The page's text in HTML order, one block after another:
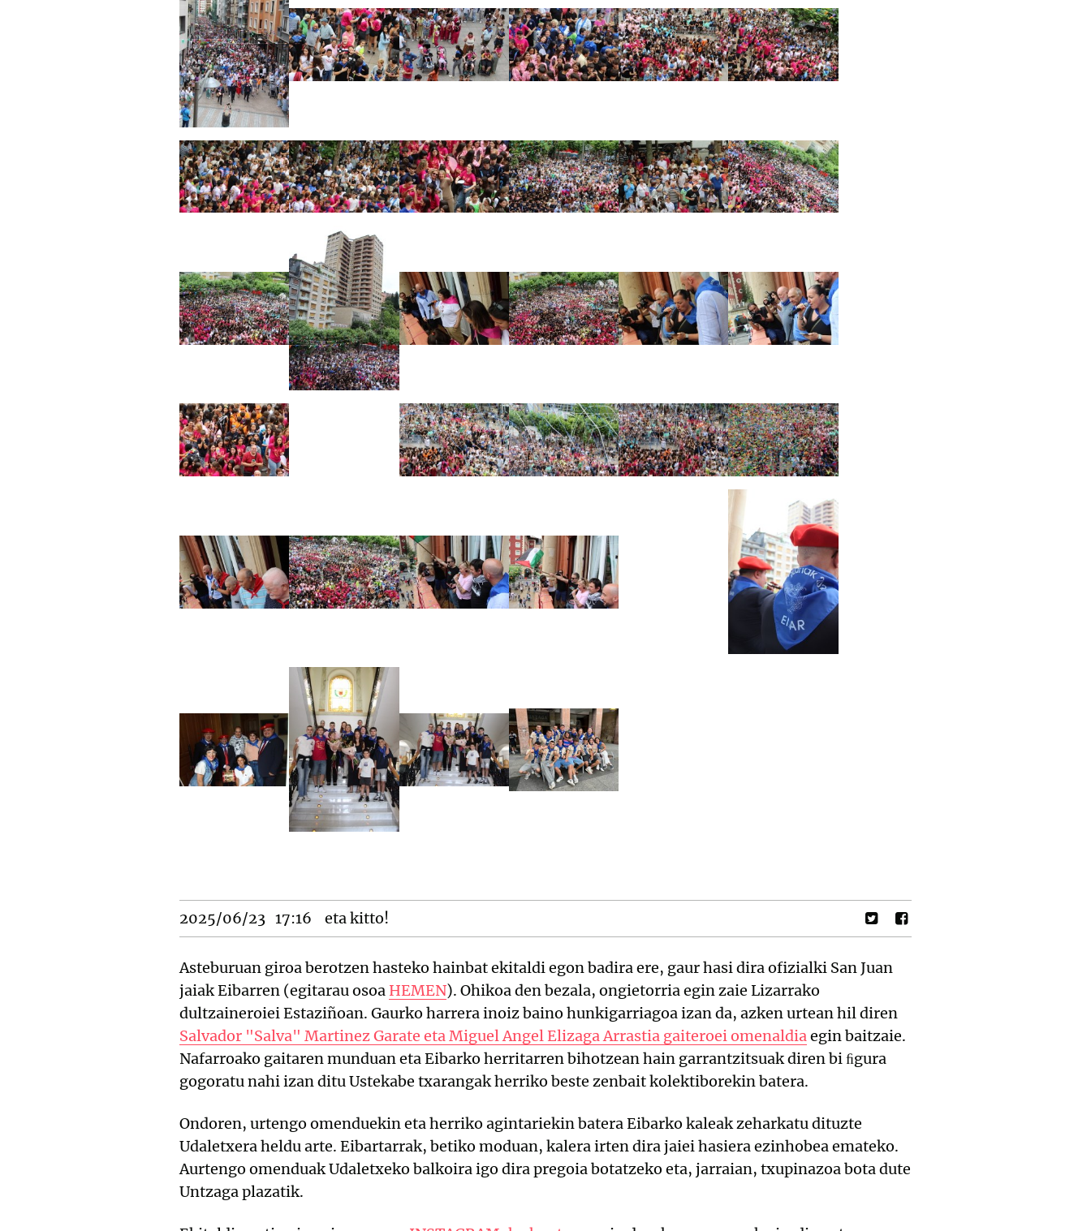
2025/06/23 17:16 eta kitto!
Asteburuan giroa berotzen hasteko hainbat ekitaldi egon badira ere, gaur hasi dira ofizialki San Juan
jaiak Eibarren (egitarau osoa HEMEN). Ohikoa den bezala, ongietorria egin zaie Lizarrako
dultzaineroiei Estaziñoan. Gaurko harrera inoiz baino hunkigarriagoa izan da, azken urtean hil diren
Salvador "Salva" Martinez Garate eta Miguel Angel Elizaga Arrastia gaiteroei omenaldiaegin baitzaie.
Nafarroako gaitaren munduan eta Eibarko herritarren bihotzean hain garrantzitsuak diren bi ﬁgura
gogoratu nahi izan ditu Ustekabe txarangak herriko beste zenbait kolektiborekin batera.
Ondoren, urtengo omenduekin eta herriko agintariekin batera Eibarko kaleak zeharkatu dituzte
Udaletxera heldu arte. Eibartarrak, betiko moduan, kalera irten dira jaiei hasiera ezinhobea emateko.
Aurtengo omenduak Udaletxeko balkoira igo dira pregoia botatzeko eta, jarraian, txupinazoa bota dute
Untzaga plazatik.